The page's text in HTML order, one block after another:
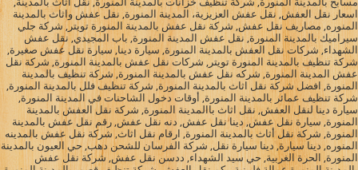
اسعار نقل العفش, نقل عفش العزيزية، المدينة المنورة, نقل عفش واثاث بالمدينة
المنوره, مصاريف نقل عفش, شركة نقل عفش بالمدينة المنورة تويتر, شركة جلي
سيراميك بالمدينة المنورة, نقل عفش المدينة المنورة, باب المجيدي, نقل عفش
الشهداء, شركات نقل العفش بالمدينة المنورة, سيارة دينا, سيارة نقل عفش صغيرة,
شركة تنظيف بالمدينة المنورة تويتر, شركات نقل عفش بالمدينة المنورة, شركة نقل
عفش المدينة المنورة, شركه نقل عفش بالمدينة المنورة, شركة تنظيف بالمدينة
المنورة, افضل شركة نقل اثاث بالمدينة المنورة, شركة تنظيف فلل بالمدينة المنورة,
شركة تنظيف عمائر بالمدينة المنورة, أوقات دخول الشاحنات في المدينة المنورة,
سيارة دينا لنقل العفش, نقل اثاث باالمدينة المنورة, شركة نقل العفش بالمدينة
المنورة, سيارة نقل عفش, دينا نقل عفش, دنه نقل عفش, رقم نقل عفش بالمدينة
المنورة, شركة نقل أثاث بالمدينة المنورة, ارقام نقل اثاث, شركة نقل عفش بالمدينه
المنوره, دينا سيارة, دينا سيارة نقل, شركة الفرسان للشحن دهب, حي العيون بالمدينة
المنورة, الحرة الغربية, حي سيد الشهداء, ددسن نقل عفش, شركة نقل عفش